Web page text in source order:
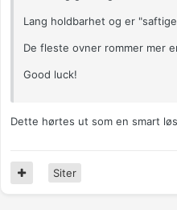
Lang holdbarhet og er
De fleste ovner rommer mer
Good luck!
Dette hørtes ut som en smart
Siter